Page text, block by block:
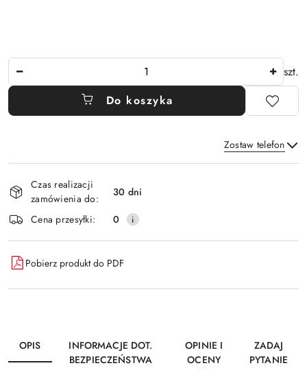
szt.
Do koszyka
Zostaw telefon
i
dostawa
Czas realizacji
zamówienia do:
30 dni
Cena przesyłki:
0
Pobierz produkt do PDF
OPIS
INFORMACJE DOT.
BEZPIECZEŃSTWA
OPINIE I
OCENY
ZADAJ
PYTANIE